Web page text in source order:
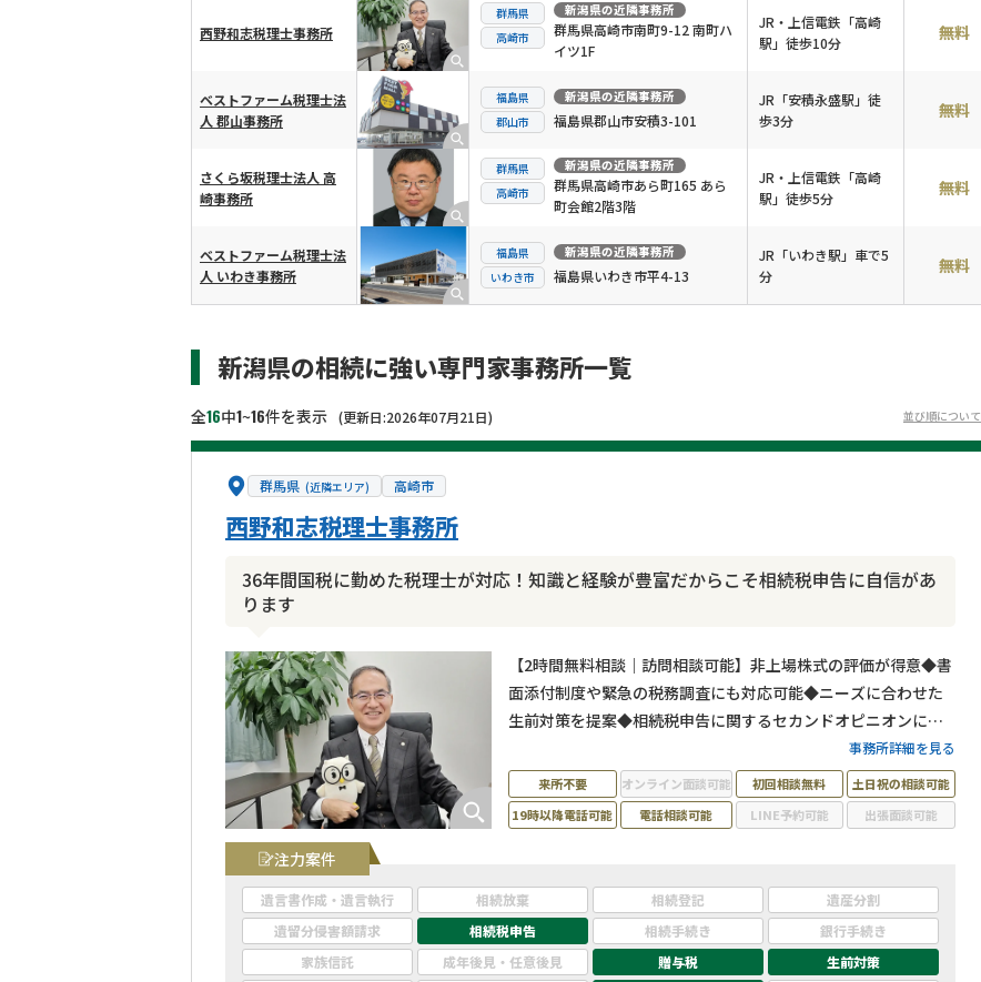
横スクロール可能
西野和志税理士事務所
群馬県
高崎市
新潟県の近隣事務所
群馬県高崎市南町9-12 南町ハ
イツ1F
JR・上信電鉄「高崎
駅」徒歩10分
無料
ベストファーム税理士法
人 郡山事務所
福島県
郡山市
新潟県の近隣事務所
福島県郡山市安積3-101
JR「安積永盛駅」徒
歩3分
無料
さくら坂税理士法人 高
崎事務所
群馬県
高崎市
新潟県の近隣事務所
群馬県高崎市あら町165 あら
町会館2階3階
JR・上信電鉄「高崎
駅」徒歩5分
無料
ベストファーム税理士法
人 いわき事務所
福島県
いわき市
新潟県の近隣事務所
福島県いわき市平4-13
JR「いわき駅」車で5
分
無料
新潟県の相続に強い専門家事務所一覧
全16中1~16件を表示 (更新日:2026年07月21日) 並び順について
群馬県 (近隣エリア) 高崎市
36年間国税に勤めた税理士が対応！知識と経験が豊富だからこそ相続税申告に自信があ
ります
西野和志税理士事務所
【2時間無料相談｜訪問相談可能】非上場株式の評価が得意◆書
面添付制度や緊急の税務調査にも対応可能◆ニーズに合わせた
生前対策を提案◆相続税申告に関するセカンドオピニオンに対
応◆国税の資産課税事務に36年間従事し特別国税調査官18年の
経験を生かした代表税理士本人が対応します。税務調査に入ら
れにくい申告書の作成を目指します。
事務所詳細を見る
来所不要 オンライン面談可能 初回相談無料
土日祝の相談可能
19時以降電話可能
電話相談可能 LINE予約可能 出張面談可能
注力案件
遺言書作成・遺言執行 相続放棄 相続登記
遺産分割
遺留分侵害額請求
相続税申告 相続手続き
銀行手続き
家族信託
成年後見・任意後見 贈与税
生前対策